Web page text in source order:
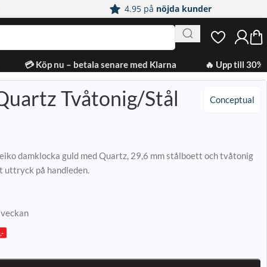
4.95 på nöjda kunder
💳 Köp nu – betala senare med Klarna 🔥 Upp till 30%
Tvåtonig/Stål
Conceptual
damklocka guld med Quartz, 29,6 mm stålboett och tvåtonig
på handleden.